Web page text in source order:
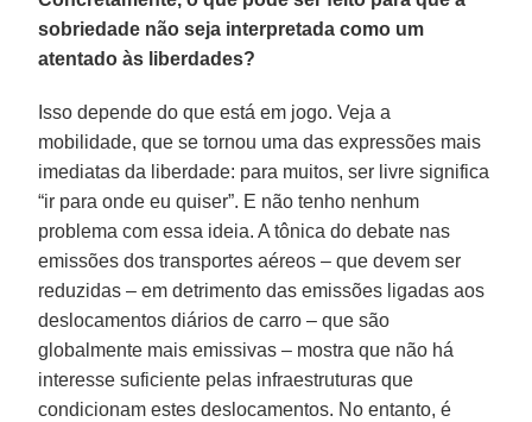
sobriedade não seja interpretada como um
atentado às liberdades?
Isso depende do que está em jogo. Veja a
mobilidade, que se tornou uma das expressões mais
imediatas da liberdade: para muitos, ser livre significa
“ir para onde eu quiser”. E não tenho nenhum
problema com essa ideia. A tônica do debate nas
emissões dos transportes aéreos – que devem ser
reduzidas – em detrimento das emissões ligadas aos
deslocamentos diários de carro – que são
globalmente mais emissivas – mostra que não há
interesse suficiente pelas infraestruturas que
condicionam estes deslocamentos. No entanto, é